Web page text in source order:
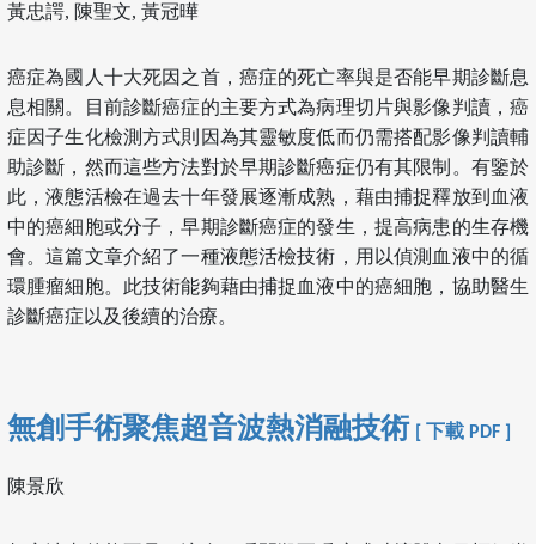
黃忠諤, 陳聖文, 黃冠曄
癌症為國人十大死因之首，癌症的死亡率與是否能早期診斷息
息相關。目前診斷癌症的主要方式為病理切片與影像判讀，癌
症因子生化檢測方式則因為其靈敏度低而仍需搭配影像判讀輔
助診斷，然而這些方法對於早期診斷癌症仍有其限制。有鑒於
此，液態活檢在過去十年發展逐漸成熟，藉由捕捉釋放到血液
中的癌細胞或分子，早期診斷癌症的發生，提高病患的生存機
會。這篇文章介紹了一種液態活檢技術，用以偵測血液中的循
環腫瘤細胞。此技術能夠藉由捕捉血液中的癌細胞，協助醫生
診斷癌症以及後續的治療。
無創手術聚焦超音波熱消融技術 [ 下載 PDF ]
陳景欣